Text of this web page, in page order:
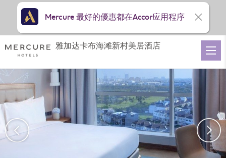
雅加达卡布海滩新村美居酒店
Mercure 最好的優惠都在Accor应用程序